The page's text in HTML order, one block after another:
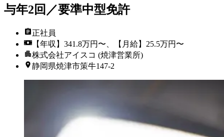
与年2回／要準中型免許
正社員
【年収】341.8万円〜、【月給】25.5万円〜
株式会社アイスコ (焼津営業所)
静岡県焼津市策牛147-2